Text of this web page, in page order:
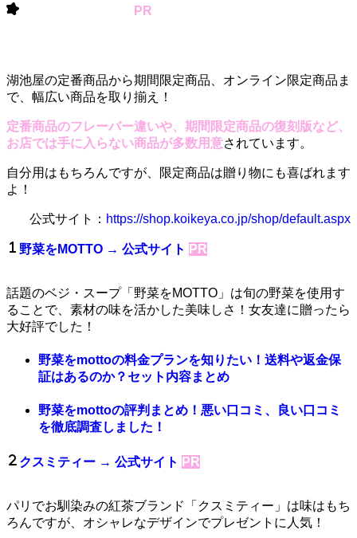
PR
湖池屋の定番商品から期間限定商品、オンライン限定商品ま
で、幅広い商品を取り揃え！
定番商品のフレーバー違いや、期間限定商品の復刻版など、
お店では手に入らない商品が多数用意されています。
自分用はもちろんですが、限定商品は贈り物にも喜ばれます
よ！
公式サイト： https://shop.koikeya.co.jp/shop/default.aspx
野菜をMOTTO → 公式サイト PR
話題のベジ・スープ「野菜をMOTTO」は旬の野菜を使用す
ることで、素材の味を活かした美味しさ！女友達に贈ったら
大好評でした！
野菜をmottoの料金プランを知りたい！送料や返金保
証はあるのか？セット内容まとめ
野菜をmottoの評判まとめ！悪い口コミ、良い口コミ
を徹底調査しました！
クスミティー → 公式サイト PR
パリでお馴染みの紅茶ブランド「クスミティー」は味はもち
ろんですが、オシャレなデザインでプレゼントに人気！